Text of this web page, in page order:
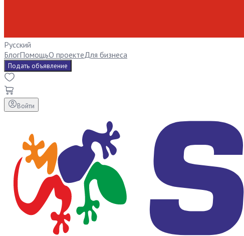
Русский
БлогПомощьО проектеДля бизнеса
Подать объявление
Войти